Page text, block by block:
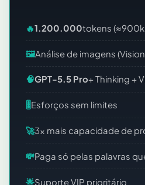
🔥1.200.000tokens (≈900k
🖼️Análise de imagens
🧠GPT-5.5 Pro+ Thinking +
🎚️Esforços sem limites
🚀3x mais capacidade de
💸Paga só pelas palavras
🌟Suporte VIP prioritário